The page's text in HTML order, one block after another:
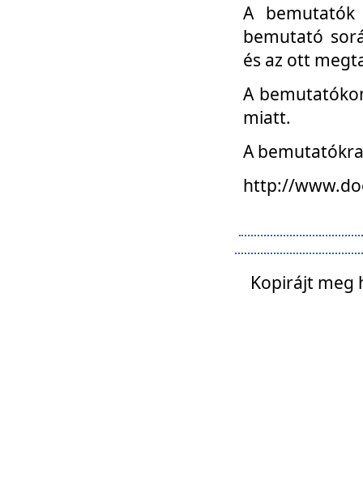
A
bemutató
és az ott
A
miatt.
A
http://
Kopirájt meg